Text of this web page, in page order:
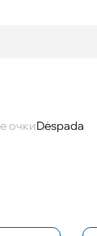
очкиDespada